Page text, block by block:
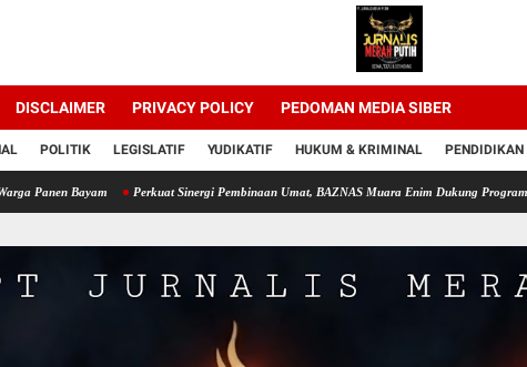
DISCLAIMER PRIVACY POLICY PEDOMAN MEDIA SIBER
POLITIK LEGISLATIF YUDIKATIF HUKUM & KRIMINAL PENDIDIKAN
Perkuat Sinergi Pembinaan Umat, BAZNAS Muara Enim Dukung Program Rehabilitasi